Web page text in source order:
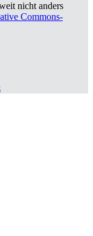
nicht anders
Commons-